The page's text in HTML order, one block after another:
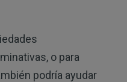
o para
podría ayudar